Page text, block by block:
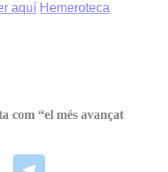
aquí Hemeroteca
com “el més avançat